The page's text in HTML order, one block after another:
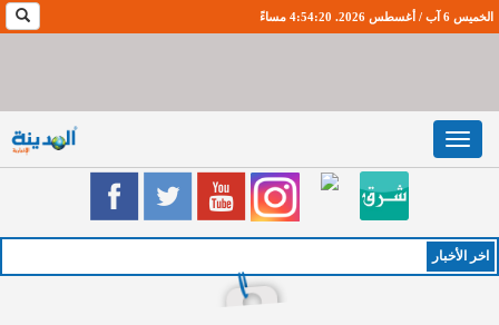
الخميس 6 آب / أغسطس 2026. 4:54:20 مساءً
Toggle
navigation
اخر اﻷخبار